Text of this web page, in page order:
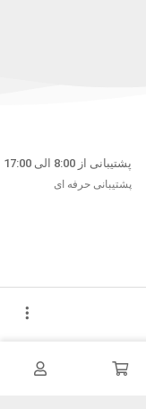
پشتیبانی از 8:00 الی 17:00
پشتیبانی حرفه ای